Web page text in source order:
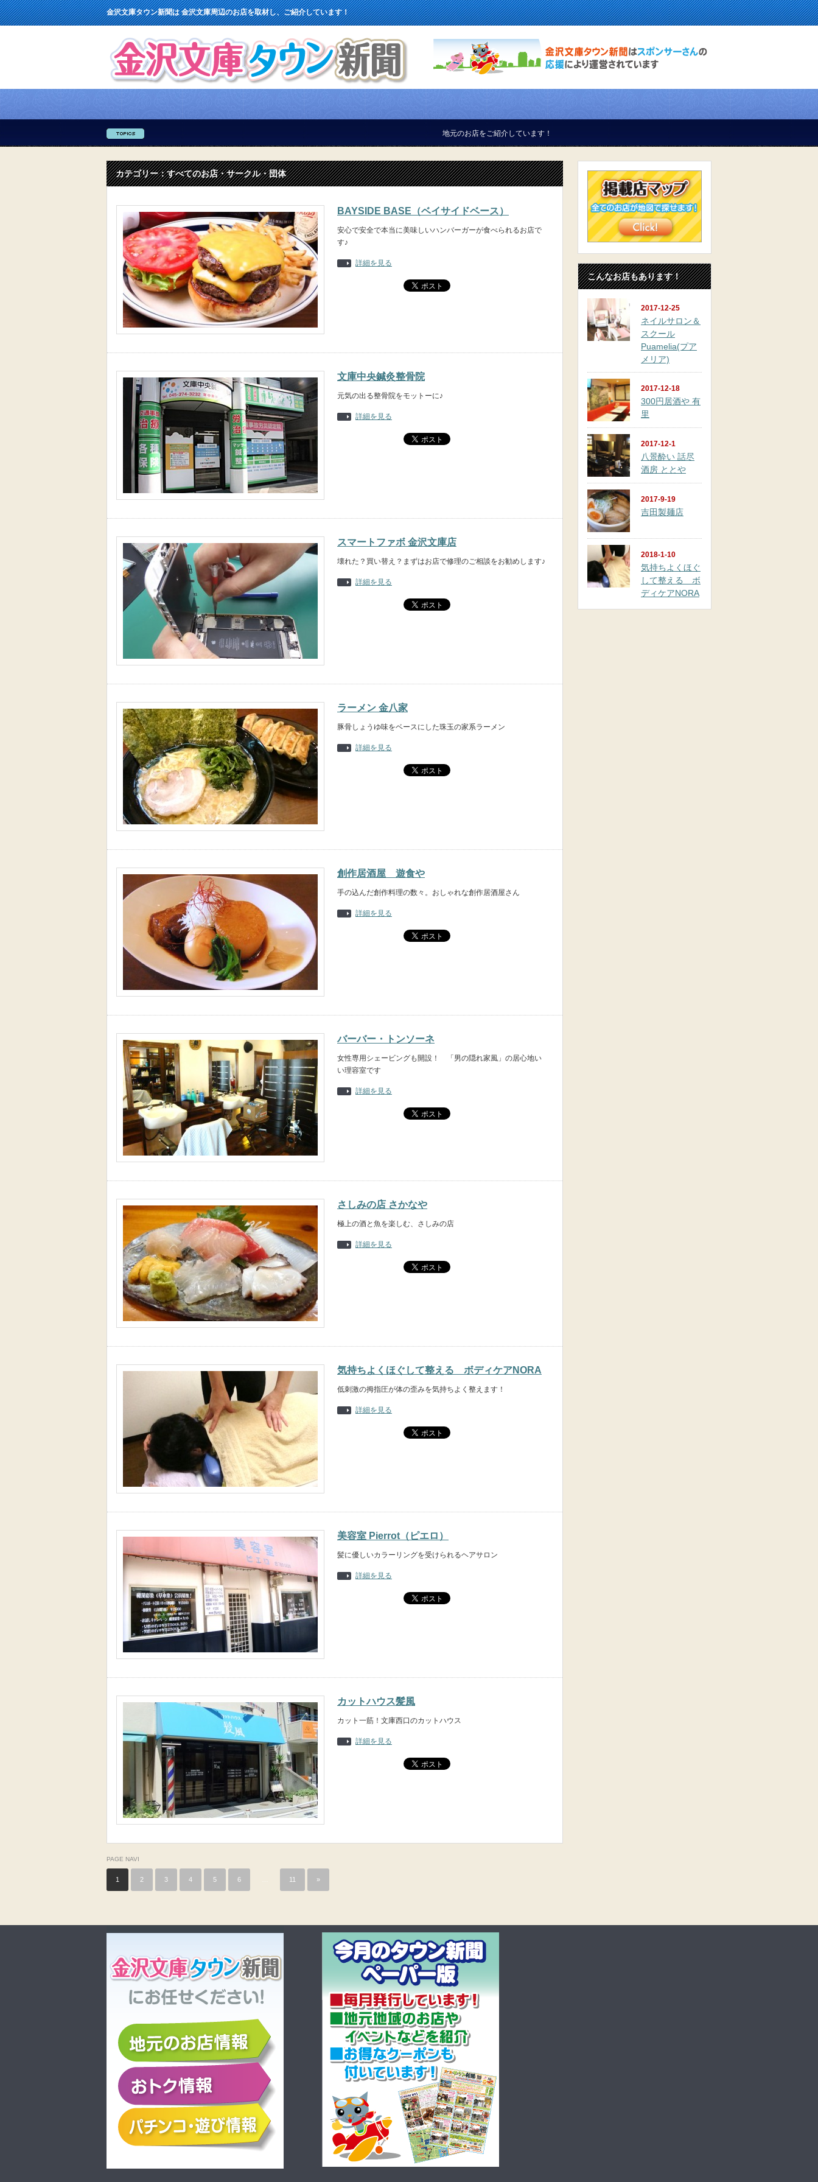
金沢文庫タウン新聞は 金沢文庫周辺のお店を取材し、ご紹介しています！
地元のお店をご紹介しています！
カテゴリー：すべてのお店・サークル・団体
BAYSIDE BASE（ベイサイドベース）
安心で安全で本当に美味しいハンバーガーが食べられるお店で
す♪
詳細を見る
文庫中央鍼灸整骨院
元気の出る整骨院をモットーに♪
詳細を見る
スマートファボ 金沢文庫店
壊れた？買い替え？まずはお店で修理のご相談をお勧めします♪
詳細を見る
ラーメン 金八家
豚骨しょうゆ味をベースにした珠玉の家系ラーメン
詳細を見る
創作居酒屋 遊食や
手の込んだ創作料理の数々。おしゃれな創作居酒屋さん
詳細を見る
バーバー・トンソーネ
女性専用シェービングも開設！ 「男の隠れ家風」の居心地い
い理容室です
詳細を見る
さしみの店 さかなや
極上の酒と魚を楽しむ、さしみの店
詳細を見る
気持ちよくほぐして整える ボディケアNORA
低刺激の拇指圧が体の歪みを気持ちよく整えます！
詳細を見る
美容室 Pierrot（ピエロ）
髪に優しいカラーリングを受けられるヘアサロン
詳細を見る
カットハウス髪風
カット一筋！文庫西口のカットハウス
詳細を見る
PAGE NAVI
1 2 3 4 5 6 11 »
こんなお店もあります！
2017-12-25
ネイルサロン＆
スクール
Puamelia(プア
メリア)
2017-12-18
300円居酒や 有
里
2017-12-1
八景酔い 話尽
酒房 ととや
2017-9-19
吉田製麺店
2018-1-10
気持ちよくほぐ
して整える ボ
ディケアNORA